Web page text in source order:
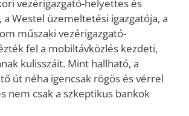
vezérigazgató-helyettes és
a Westel üzemeltetési igazgatója, a
műszaki vezérigazgató-
fel a mobiltávközlés kezdeti,
kulisszáit. Mint hallható, a
út néha igencsak rögös és vérrel
nem csak a szkeptikus bankok